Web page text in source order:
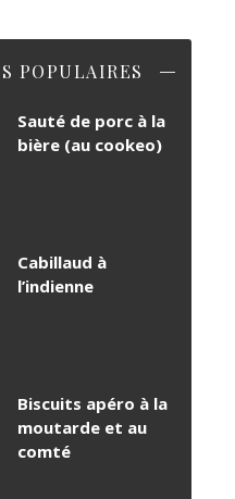
POPULAIRES
Sauté de porc à la
bière (au cookeo)
Cabillaud à
l’indienne
Biscuits apéro à la
moutarde et au
comté